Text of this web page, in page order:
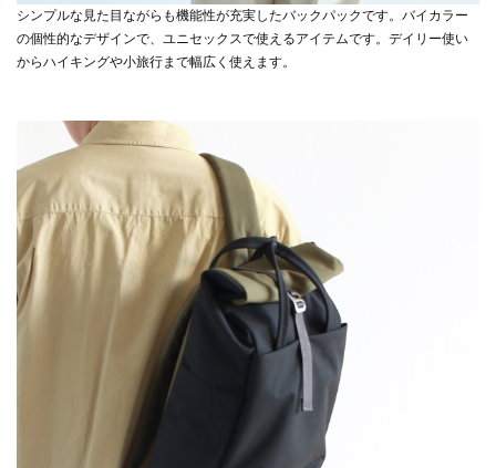
シンプルな見た目ながらも機能性が充実したバックパックです。バイカラー
の個性的なデザインで、ユニセックスで使えるアイテムです。デイリー使い
からハイキングや小旅行まで幅広く使えます。